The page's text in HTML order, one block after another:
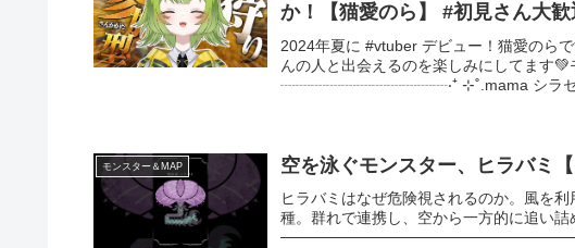
か！【猫愛のら】 #初見さん大歓
2024年夏に #vtuber デビュー！猫愛のら
んの人と出会えるのを楽しみにしてます
┈┈┈┈┈┈┈┈┈┈┈‧⁺ ⊹˚.mama シラセ
モンスター＆MAP 空を泳ぐモンスター、ヒラバミ
ヒラバミはなぜ危険視されるのか。風を
種。群れで連携し、空から一方的に追い詰
─────────────────────────────